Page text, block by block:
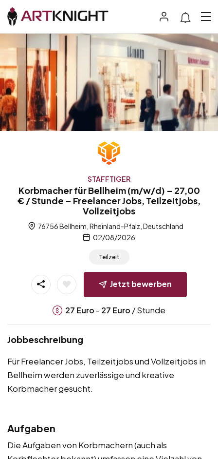
STAFFTIGER
Korbmacher für Bellheim (m/w/d) – 27,00
€ / Stunde – Freelancer Jobs, Teilzeitjobs,
Vollzeitjobs
76756 Bellheim, Rheinland-Pfalz, Deutschland
02/08/2026
Teilzeit
Jetzt bewerben
27 Euro - 27 Euro / Stunde
Jobbeschreibung
Für Freelancer Jobs, Teilzeitjobs und Vollzeitjobs in
Bellheim werden zuverlässige und kreative
Korbmacher gesucht.
Aufgaben
Die Aufgaben von Korbmachern (auch als